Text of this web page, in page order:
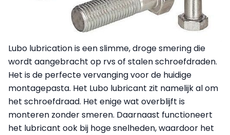
Lubo lubrication is een slimme, droge smering die
wordt aangebracht op rvs of stalen schroefdraden.
Het is de perfecte vervanging voor de huidige
montagepasta. Het Lubo lubricant zit namelijk al om
het schroefdraad. Het enige wat overblijft is
monteren zonder smeren. Daarnaast functioneert
het lubricant ook bij hoge snelheden, waardoor het